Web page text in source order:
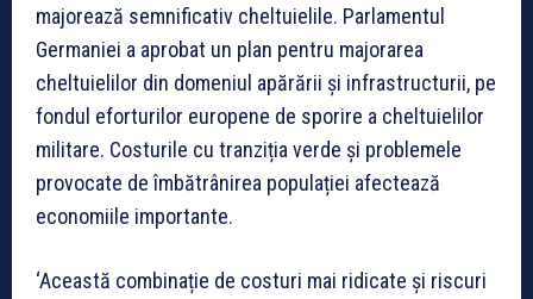
majorează semnificativ cheltuielile. Parlamentul
Germaniei a aprobat un plan pentru majorarea
cheltuielilor din domeniul apărării și infrastructurii, pe
fondul eforturilor europene de sporire a cheltuielilor
militare. Costurile cu tranziția verde și problemele
provocate de îmbătrânirea populației afectează
economiile importante.
‘Această combinație de costuri mai ridicate și riscuri